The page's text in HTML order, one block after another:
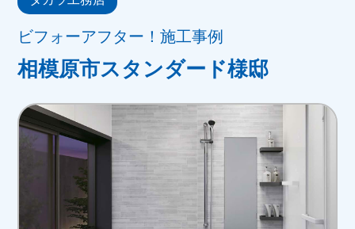
ビフォーアフター！施工事例
相模原市スタンダード様邸